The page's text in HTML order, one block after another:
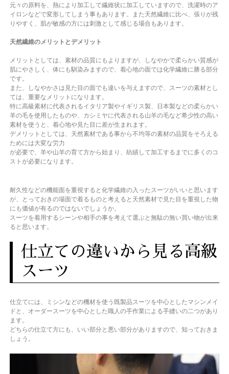
元々の原料を、熱により加工して繊維状に加工していますので、洗濯時のア
イロンなどで変形してしまう事もあります。また天然繊維に比べ、張りが残
りやすく、肌が敏感の方には刺激として感じる場合もあります。
天然繊維のメリットとデメリット
メリットとしては、素材の品質にもよりますが、しなやかで柔らかい質感が
肌にやさしく、体にも馴染みますので、着心地の面では化学繊維に勝る部分
です。
また、しなやかさは見た目の面でも違いを与えますので、スーツの素材とし
ては、重要なメリットになります。
特に高級素材に代表されるイタリア製やイギリス製、日本製などの柔らかい
羊の毛を使用したものや、カシミヤに代表される山羊の毛など希少性の高い
素材を使うと、着心地や見た目に差が生まれます。
デメリットとしては、天然素材である事から不均等の素材の品質をそろえる
ためには大変な労力
が必要で、羊や山羊の育て方から始まり、紡績して加工するまでに多くのコ
ストが必要になります。
耐久性などの機能面を重視すると化学繊維の入ったスーツがいいと思います
が、とっておきの場面で着るものと考えると天然素材で見た目を重視した物
にも価値が有るのではないでしょうか。
スーツを着用するシーンや相手の事を考えて選ぶと無駄の無い買い物が出来
ると思います。
仕立ての違いから見る高級
スーツ
仕立てには、ミシンなどの機材を使う既製品スーツを中心としたマシンメイ
ドと、オーダースーツを中心とした職人の手作業による手縫いの二つがあり
ます。
どちらの仕立て方にも、いい部分と悪い部分がありますので、知っておきま
しょう。